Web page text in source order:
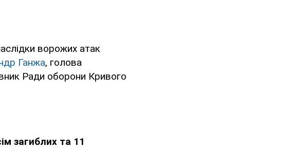
ворожих атак
Ганжа, голова
Ради оборони Кривого
загиблих та 11